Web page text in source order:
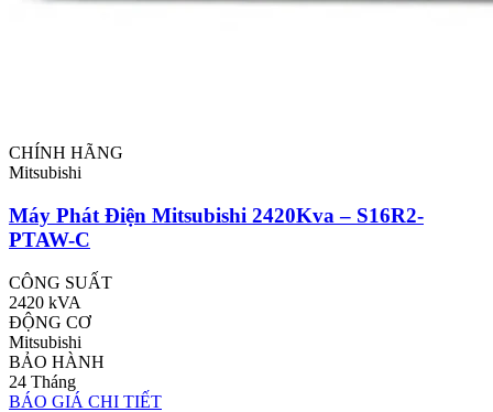
CHÍNH HÃNG
Mitsubishi
Máy Phát Điện Mitsubishi 2420Kva – S16R2-
PTAW-C
CÔNG SUẤT
2420 kVA
ĐỘNG CƠ
Mitsubishi
BẢO HÀNH
24 Tháng
BÁO GIÁ CHI TIẾT